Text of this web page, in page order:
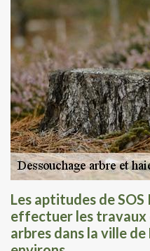
Les aptitudes de
effectuer les travaux
arbres dans la ville